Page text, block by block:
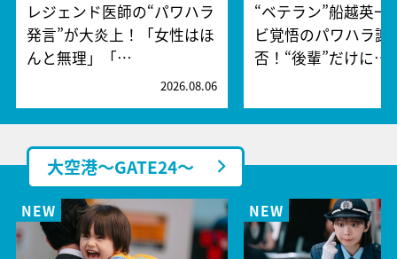
レジェンド医師の“パワハラ
発言”が大炎上！「女性はほ
んと無理」「…
2026.08.06
“ベテラン”船越英一
ビ覚悟のパワハラ謝
否！“後輩”だけに…
大空港～GATE24～